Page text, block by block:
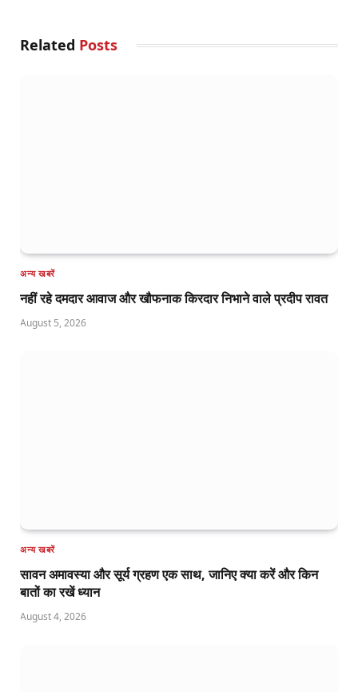
Related Posts
अन्य खबरें
नहीं रहे दमदार आवाज और खौफनाक किरदार निभाने वाले प्रदीप रावत
August 5, 2026
अन्य खबरें
सावन अमावस्या और सूर्य ग्रहण एक साथ, जानिए क्या करें और किन
बातों का रखें ध्यान
August 4, 2026